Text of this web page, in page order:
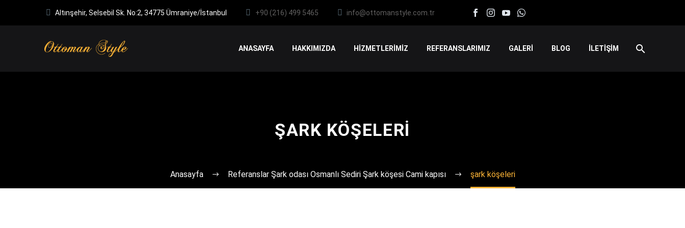
Altınşehir, Selsebil Sk. No:2, 34775 Ümraniye/İstanbul +90 (216) 499 5465 info@ottomanstyle.com.tr
ANASAYFA HAKKIMIZDA HİZMETLERİMİZ REFERANSLARIMIZ GALERİ BLOG İLETİŞİM
ŞARK KÖŞELERI
Anasayfa Referanslar Şark odası Osmanlı Sediri Şark köşesi Cami kapısı şark köşeleri